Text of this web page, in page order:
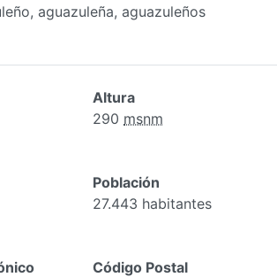
aguazuleña, aguazuleños
Altura
290 msnm
Población
27.443 habitantes
Código Postal